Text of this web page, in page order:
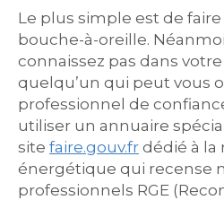
Le plus simple est de
bouche-à-oreille.
connaissez pas dans
quelqu’un qui peut vous
professionnel de
utiliser un annuaire
site faire.gouv.fr dédié à la
énergétique qui recense
professionnels RGE